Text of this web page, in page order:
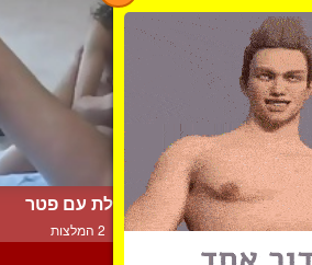
סוניה משתוללת עם פטר
6322 צפיות | 2 המלצות